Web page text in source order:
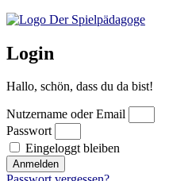
Login
Hallo, schön, dass du da bist!
Nutzername oder Email
Passwort
Eingeloggt bleiben
Anmelden